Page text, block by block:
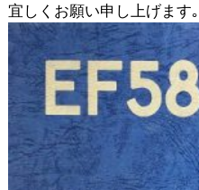
宜しくお願い申し上げます｡